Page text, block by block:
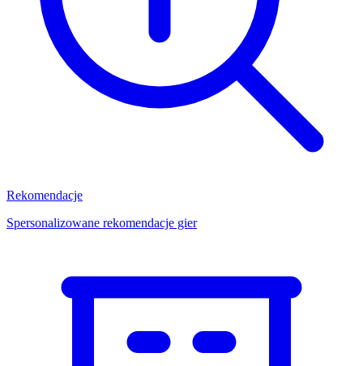
Rekomendacje
Spersonalizowane rekomendacje gier